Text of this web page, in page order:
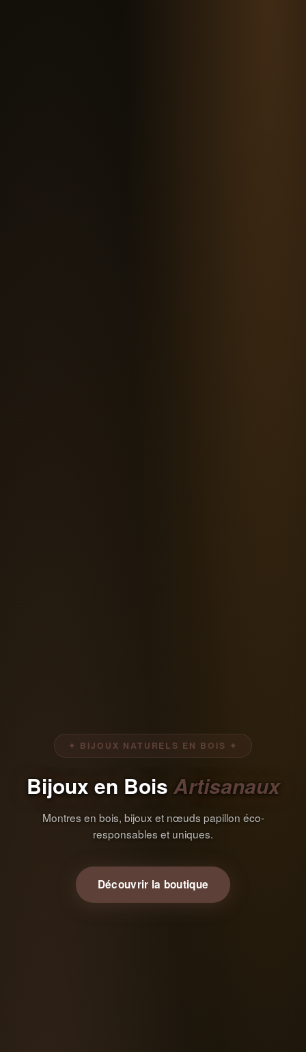
✦ BIJOUX NATURELS EN BOIS ✦
Bijoux en Bois Artisanaux
Montres en bois, bijoux et nœuds papillon éco-
responsables et uniques.
Découvrir la boutique